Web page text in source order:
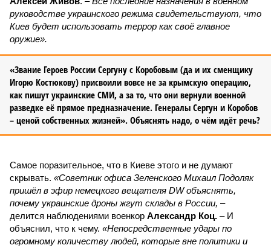
руководстве украинского режима свидетельствуют, что
Киев будет использовать террор как своё главное
оружие».
«Звание Героев России Сергуну с Коробовым (да и их сменщику
Игорю Костюкову) присвоили вовсе не за крымскую операцию,
как пишут украинские СМИ, а за то, что они вернули военной
разведке её прямое предназначение. Генералы Сергун и Коробов
– ценой собственных жизней». Объяснять надо, о чём идёт речь?
Самое поразительное, что в Киеве этого и не думают
скрывать. «Советник офиса Зеленского Михаил Подоляк
пришёл в эфир немецкого вещателя DW объяснять,
почему украинские дроны жгут склады в России, –
делится наблюдениями военкор Александр Коц. – И
объяснил, что к чему. «Непосредственные удары по
огромному количеству людей, которые вне политики и